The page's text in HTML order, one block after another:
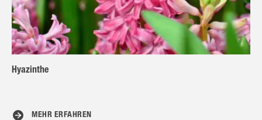
Hyazinthe
MEHR ERFAHREN